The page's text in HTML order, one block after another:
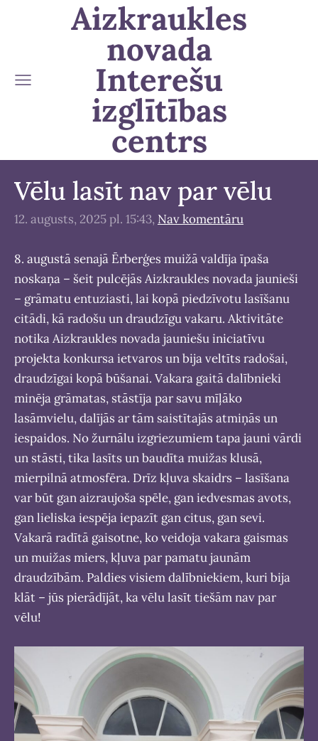
Aizkraukles
novada
Interešu
izglītības
centrs
Vēlu lasīt nav par vēlu
12. augusts, 2025 pl. 15:43, Nav komentāru
8. augustā senajā Ērberģes muižā valdīja īpaša
noskaņa – šeit pulcējās Aizkraukles novada jaunieši
– grāmatu entuziasti, lai kopā piedzīvotu lasīšanu
citādi, kā radošu un draudzīgu vakaru. Aktivitāte
notika Aizkraukles novada jauniešu iniciatīvu
projekta konkursa ietvaros un bija veltīts radošai,
draudzīgai kopā būšanai. Vakara gaitā dalībnieki
minēja grāmatas, stāstīja par savu mīļāko
lasāmvielu, dalījās ar tām saistītajās atmiņās un
iespaidos. No žurnālu izgriezumiem tapa jauni vārdi
un stāsti, tika lasīts un baudīta muižas klusā,
mierpilnā atmosfēra. Drīz kļuva skaidrs – lasīšana
var būt gan aizraujoša spēle, gan iedvesmas avots,
gan lieliska iespēja iepazīt gan citus, gan sevi.
Vakarā radītā gaisotne, ko veidoja vakara gaismas
un muižas miers, kļuva par pamatu jaunām
draudzībām. Paldies visiem dalībniekiem, kuri bija
klāt – jūs pierādījāt, ka vēlu lasīt tiešām nav par
vēlu!